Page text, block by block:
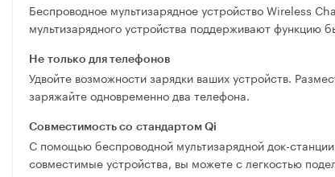
Беспроводное мультизарядное устройство Wireless
мультизарядного устройства поддерживают функцию
Не только для телефонов
Удвойте возможности зарядки ваших устройств.
заряжайте одновременно два телефона.
Совместимость со стандартом Qi
С помощью беспроводной мультизарядной док-
совместимые устройства, вы можете с легкостью